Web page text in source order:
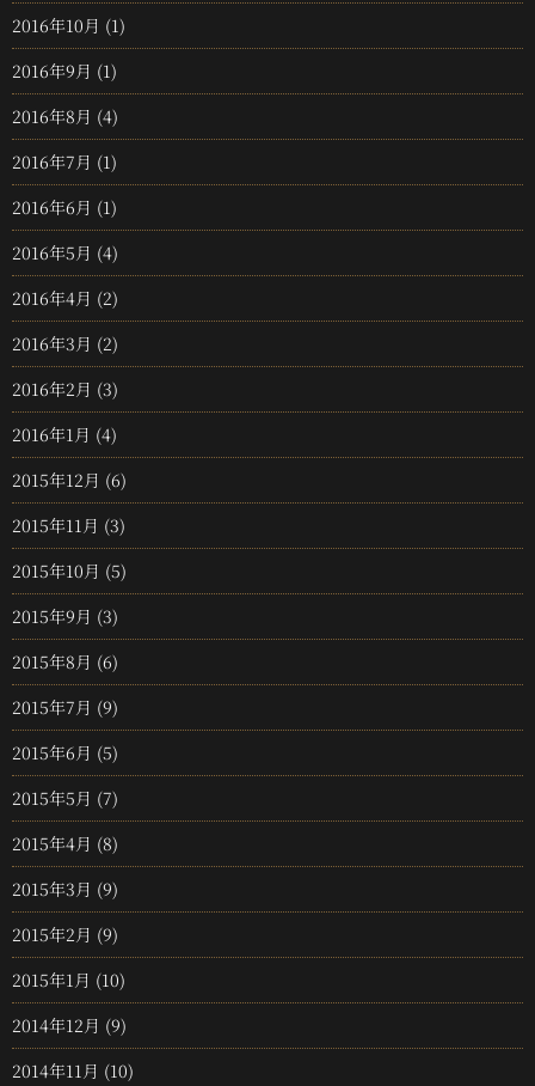
2016年10月 (1)
2016年9月 (1)
2016年8月 (4)
2016年7月 (1)
2016年6月 (1)
2016年5月 (4)
2016年4月 (2)
2016年3月 (2)
2016年2月 (3)
2016年1月 (4)
2015年12月 (6)
2015年11月 (3)
2015年10月 (5)
2015年9月 (3)
2015年8月 (6)
2015年7月 (9)
2015年6月 (5)
2015年5月 (7)
2015年4月 (8)
2015年3月 (9)
2015年2月 (9)
2015年1月 (10)
2014年12月 (9)
2014年11月 (10)